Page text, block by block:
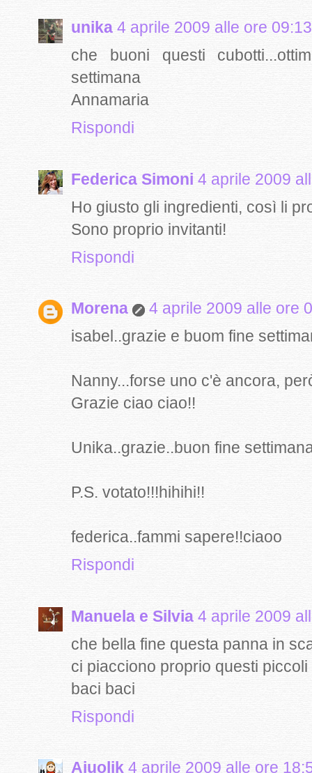
unika 4 aprile 2009 alle ore 09:13
che buoni questi
settimana
Annamaria
Rispondi
Federica Simoni 4 aprile 2009
Ho giusto gli ingredienti, così li
Sono proprio invitanti!
Rispondi
Morena
4 aprile 2009 alle ore
isabel..grazie e buom fine
Nanny...forse uno c'è ancora,
Grazie ciao ciao!!
Unika..grazie..buon fine
P.S. votato!!!hihihi!!
federica..fammi sapere!!ciaoo
Rispondi
Manuela e Silvia 4 aprile 2009
che bella fine questa panna in
ci piacciono proprio questi
baci baci
Rispondi
Aiuolik 4 aprile 2009 alle ore